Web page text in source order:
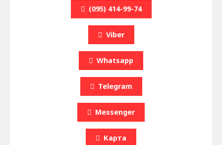
(095) 414-99-74
Viber
Whatsapp
Telegram
Messenger
Карта